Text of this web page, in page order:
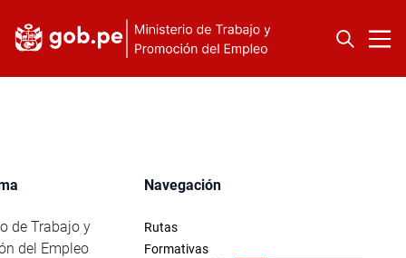
de Trabajo y
del Empleo
Navegación
Rutas
Formativas